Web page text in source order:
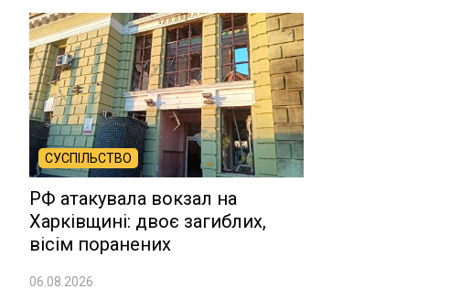
СУСПІЛЬСТВО
РФ атакувала вокзал на
Харківщині: двоє загиблих,
вісім поранених
06.08.2026